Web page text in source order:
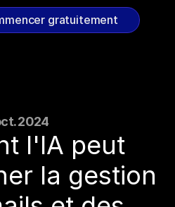
2024
l'IA peut
la gestion
gratuitement